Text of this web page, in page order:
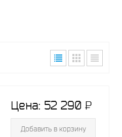
Цена: 52 290 P
-
Добавить в корзину